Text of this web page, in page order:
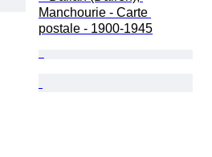
Manchourie - Carte
postale - 1900-1945